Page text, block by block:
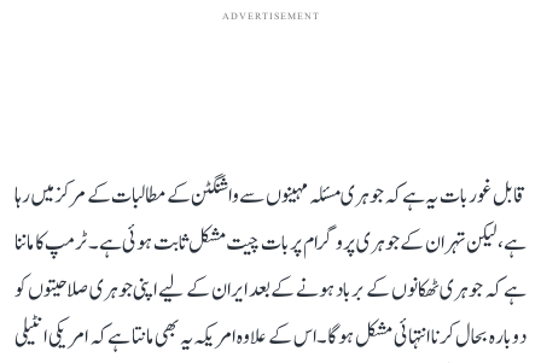
ADVERTISEMENT
قابل غور بات یہ ہے کہ جوہری مسئلہ مہینوں سے واشنگٹن کے مطالبات کے مرکز میں رہا
ہے، لیکن تہران کے جوہری پروگرام پر بات چیت مشکل ثابت ہوئی ہے۔ ٹرمپ کا ماننا
ہے کہ جوہری ٹھکانوں کے برباد ہونے کے بعد ایران کے لیے اپنی جوہری صلاحیتوں کو
دوبارہ بحال کرنا انتہائی مشکل ہوگا۔ اس کے علاوہ امریکہ یہ بھی مانتا ہے کہ امریکی انٹیلی